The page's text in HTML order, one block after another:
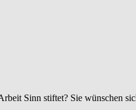
Sinn stiftet? Sie wünschen